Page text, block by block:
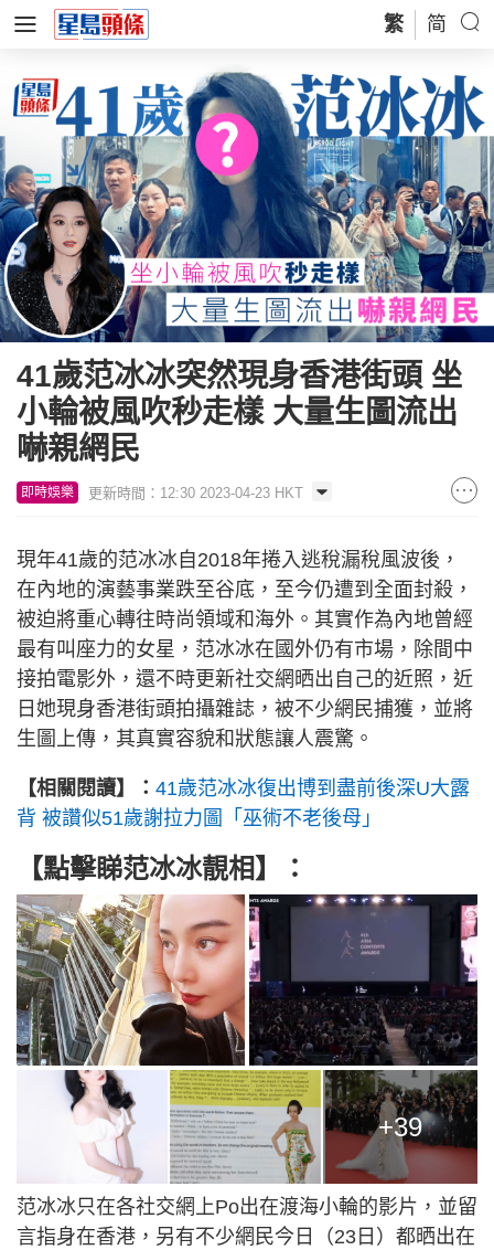
繁 简
41歲范冰冰突然現身香港街頭 坐
小輪被風吹秒走樣 大量生圖流出
嚇親網民
即時娛樂 更新時間：12:30 2023-04-23 HKT
現年41歲的范冰冰自2018年捲入逃稅漏稅風波後，
在內地的演藝事業跌至谷底，至今仍遭到全面封殺，
被迫將重心轉往時尚領域和海外。其實作為內地曾經
最有叫座力的女星，范冰冰在國外仍有市場，除間中
接拍電影外，還不時更新社交網晒出自己的近照，近
日她現身香港街頭拍攝雜誌，被不少網民捕獲，並將
生圖上傳，其真實容貌和狀態讓人震驚。
【相關閱讀】： 41歲范冰冰復出博到盡前後深U大露
背 被讚似51歲謝拉力圖「巫術不老後母」
【點擊睇范冰冰靚相】 ：
+39
范冰冰只在各社交網上Po出在渡海小輪的影片，並留
言指身在香港，另有不少網民今日（23日）都晒出在